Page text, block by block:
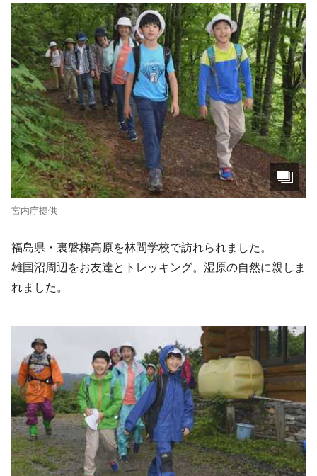
宮内庁提供
福島県・裏磐梯高原を林間学校で訪れられました。
雄国沼周辺をお友達とトレッキング。湿原の自然に親しま
れました。